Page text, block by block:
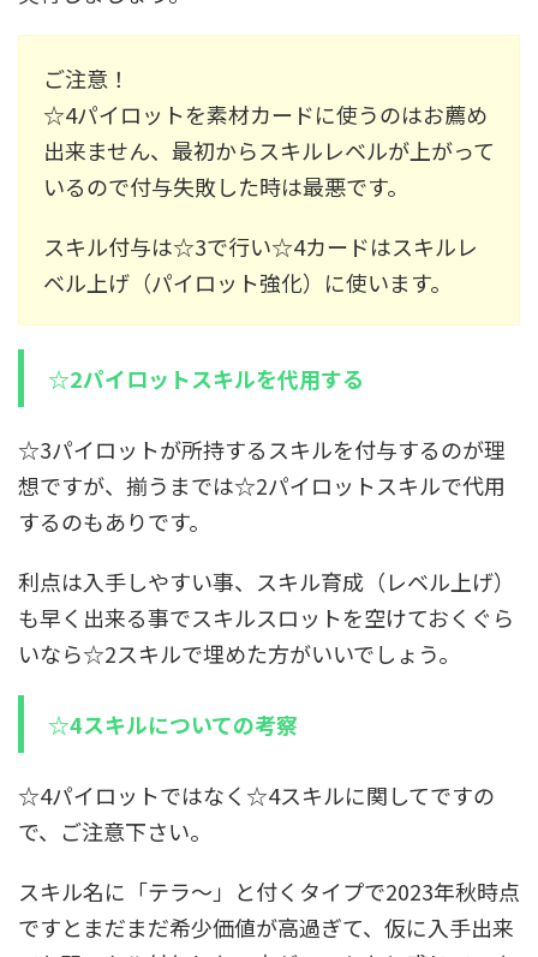
ご注意！
☆4パイロットを素材カードに使うのはお薦め
出来ません、最初からスキルレベルが上がって
いるので付与失敗した時は最悪です。
スキル付与は☆3で行い☆4カードはスキルレ
ベル上げ（パイロット強化）に使います。
☆2パイロットスキルを代用する
☆3パイロットが所持するスキルを付与するのが理
想ですが、揃うまでは☆2パイロットスキルで代用
するのもありです。
利点は入手しやすい事、スキル育成（レベル上げ）
も早く出来る事でスキルスロットを空けておくぐら
いなら☆2スキルで埋めた方がいいでしょう。
☆4スキルについての考察
☆4パイロットではなく☆4スキルに関してですの
で、ご注意下さい。
スキル名に「テラ～」と付くタイプで2023年秋時点
ですとまだまだ希少価値が高過ぎて、仮に入手出来